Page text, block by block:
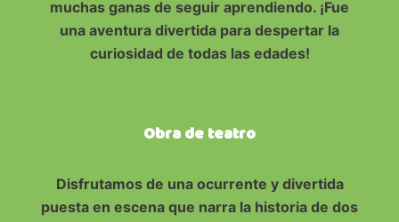
muchas ganas de seguir aprendiendo. ¡Fue
una aventura divertida para despertar la
curiosidad de todas las edades!
Obra de teatro
Disfrutamos de una ocurrente y divertida
puesta en escena que narra la historia de dos